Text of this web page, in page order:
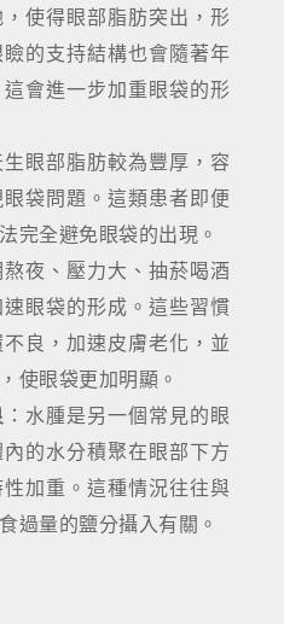
使得眼部脂肪突出，形
的支持結構也會隨著年
會進一步加重眼袋的形
生眼部脂肪較為豐厚，容
袋問題。這類患者即便
完全避免眼袋的出現。
熬夜、壓力大、抽菸喝酒
眼袋的形成。這些習慣
良，加速皮膚老化，並
使眼袋更加明顯。
：水腫是另一個常見的眼
的水分積聚在眼部下方
加重。這種情況往往與
過量的鹽分攝入有關。